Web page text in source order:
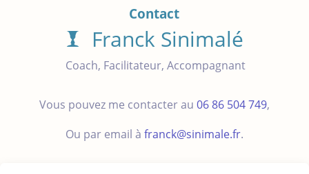
Contact
Franck Sinimalé
Coach, Facilitateur, Accompagnant
Vous pouvez me contacter au 06 86 504 749,
Ou par email à franck@sinimale.fr.